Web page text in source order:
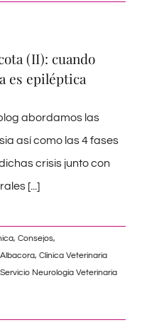
(II): cuando
es epiléptica
abordamos las
así como las 4 fases
crisis junto con
[...]
, Consejos,
, Clínica Veterinaria
Servicio Neurología Veterinaria